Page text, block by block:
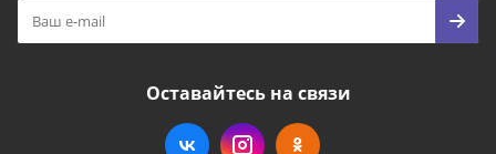
Оставайтесь на связи